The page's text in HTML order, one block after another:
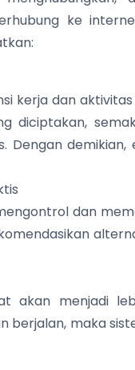
ke
kerja dan
diciptakan,
Dengan demikian,
dan
akan menjadi
berjalan, maka